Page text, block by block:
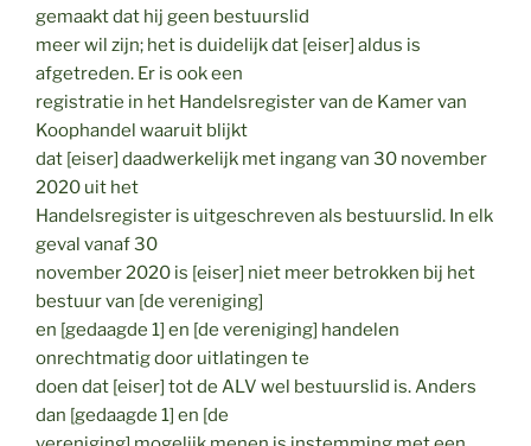
gemaakt dat hij geen bestuurslid
meer wil zijn; het is duidelijk dat [eiser] aldus is
afgetreden. Er is ook een
registratie in het Handelsregister van de Kamer van
Koophandel waaruit blijkt
dat [eiser] daadwerkelijk met ingang van 30 november
2020 uit het
Handelsregister is uitgeschreven als bestuurslid. In elk
geval vanaf 30
november 2020 is [eiser] niet meer betrokken bij het
bestuur van [de vereniging]
en [gedaagde 1] en [de vereniging] handelen
onrechtmatig door uitlatingen te
doen dat [eiser] tot de ALV wel bestuurslid is. Anders
dan [gedaagde 1] en [de